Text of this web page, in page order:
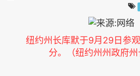
纽约州长库默于9月29日参
分。（纽约州州政府州